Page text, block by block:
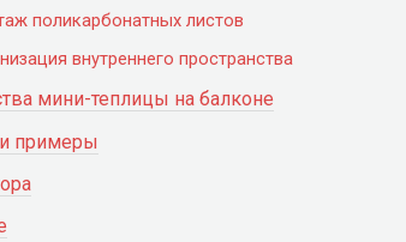
поликарбонатных листов
внутреннего пространства
мини-теплицы на балконе
и примеры